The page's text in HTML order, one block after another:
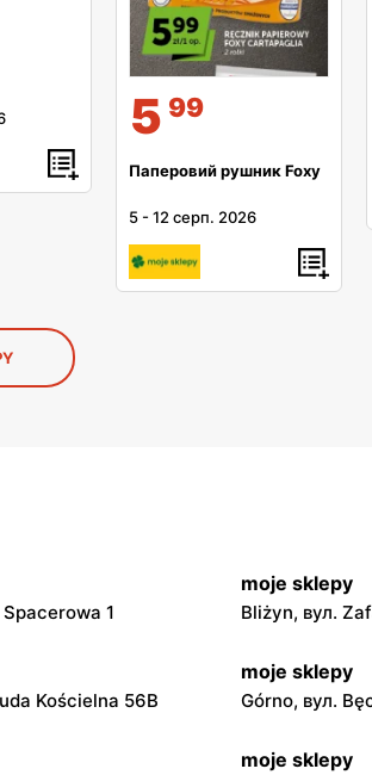
5 99
Паперовий рушник Foxy
5 -12 серп. 2026
1
moje sklepy
Bliżyn, вул.
Kościelna 56B
moje sklepy
Górno, вул.
moje sklepy